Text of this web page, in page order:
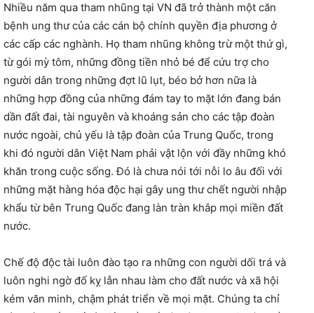
Nhiều năm qua tham nhũng tại VN đã trở thành một căn
bệnh ung thư của các cán bộ chính quyền địa phương ở
các cấp các nghành. Họ tham nhũng không trừ một thứ gì,
từ gói mỳ tôm, những đồng tiền nhỏ bé để cứu trợ cho
người dân trong những đợt lũ lụt, béo bở hơn nữa là
những hợp đồng của những đám tay to mặt lớn đang bán
dần đất đai, tài nguyên và khoáng sản cho các tập đoàn
nước ngoài, chủ yếu là tập đoàn của Trung Quốc, trong
khi đó người dân Việt Nam phải vật lộn với đầy những khó
khăn trong cuộc sống. Đó là chưa nói tới nỗi lo âu đối với
những mặt hàng hóa độc hại gây ung thư chết người nhập
khẩu từ bên Trung Quốc đang làn tràn khắp mọi miền đất
nước.
Chế độ độc tài luôn đào tạo ra những con người dối trá và
luôn nghi ngờ đố kỵ lẫn nhau làm cho đất nước và xã hội
kém văn minh, chậm phát triển về mọi mặt. Chúng ta chỉ